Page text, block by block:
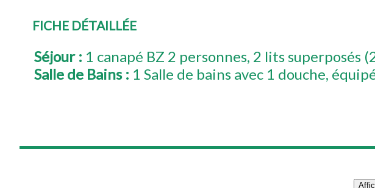
FICHE DÉTAILLÉE
Séjour : 1 canapé BZ 2 personnes 2 lits superposés
Salle de Bains : 1 Salle de bains avec 1 douche